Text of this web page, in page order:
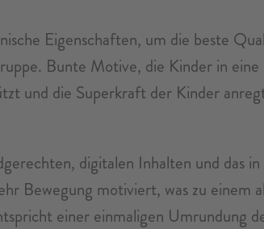
Eigenschaften, um die beste
Bunte Motive, die Kinder in
und die Superkraft der Kinder
digitalen Inhalten und das
Bewegung motiviert, was zu einem
einer einmaligen Umrundung